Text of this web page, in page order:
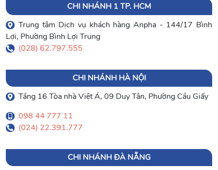
CHI NHÁNH 1 TP. HCM
Trung tâm Dịch vụ khách hàng Anpha - 144/17 Bình
Lợi, Phường Bình Lợi Trung
(028) 62.797.555
CHI NHÁNH HÀ NỘI
Tầng 16 Tòa nhà Việt Á, 09 Duy Tân, Phường Cầu Giấy
098 44 777 11
(024) 22.391.777
CHI NHÁNH ĐÀ NẴNG